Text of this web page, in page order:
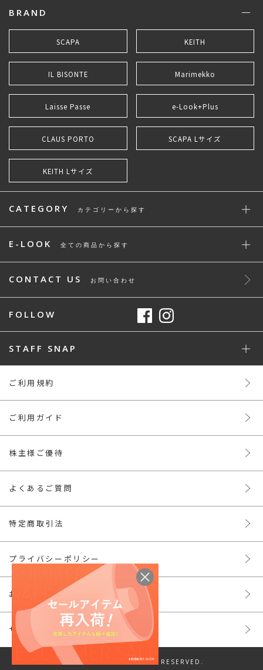
BRAND
SCAPA KEITH
IL BISONTE Marimekko
Laisse Passe e-Look+Plus
CLAUS PORTO SCAPA Lサイズ
KEITH Lサイズ
CATEGORY カテゴリーから探す
E-LOOK 全ての商品から探す
CONTACT US お問い合わせ
FOLLOW
STAFF SNAP
ご利用規約
ご利用ガイド
株主様ご優待
よくあるご質問
特定商取引法
プライバシーポリシー
お問い合わせ
サイトマップ
© LOOK INC. ALL RIGHTS RESERVED.